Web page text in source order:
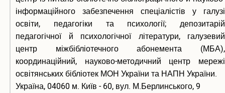
інформаційного забезпечення спеціалістів у галузі
освіти, педагогіки та психології; депозитарій
педагогічної й психологічної літератури, галузевий
центр міжбібліотечного абонемента (МБА),
координаційний, науково-методичний центр мережі
освітянських бібліотек МОН України та НАПН України.
Україна, 04060 м. Київ - 60, вул. М.Берлинського, 9